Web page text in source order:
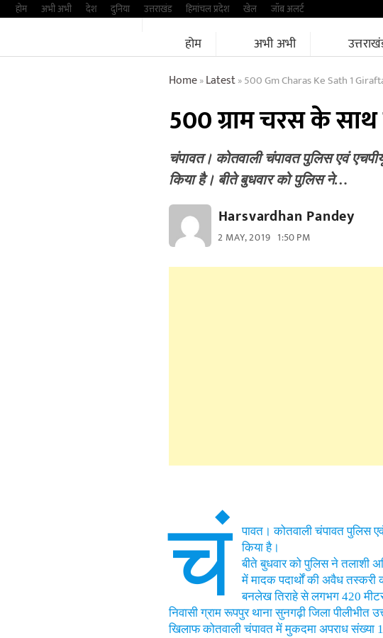
Skipहोम अभी अभी देश दुनिया उत्तराखंड हिमांचल प्रदेश खेल जॉब अलर्ट
होम अभी अभी
Home»Latest»500 Gm Charas Ke Sath 1
500 ग्राम चरस के
चंपावत। कोतवाली चंपावत पुलिस एवं
किया है। बीते बुधवार को पुलिस ने…
Harsvardhan Pandey
2 MAY, 2019 1:50 PM
चं
पावत। कोतवाली चंपावत पुलिस
किया है।
बीते बुधवार को पुलिस ने तलाशी
में मादक पदार्थों की अवैध तस्करी
बनलेख तिराहे से लगभग 420 मीटर
निवासी ग्राम रूपपुर थाना सुनगढ़ी जिला
खिलाफ कोतवाली चंपावत में मुकदमा अपराध संख्या